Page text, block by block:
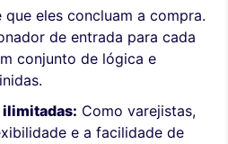
eles concluam a compra.
de entrada para cada
conjunto de lógica e
ilimitadas: Como varejistas,
e a facilidade de